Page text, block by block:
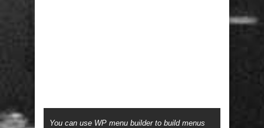
You can use WP menu builder to build menus